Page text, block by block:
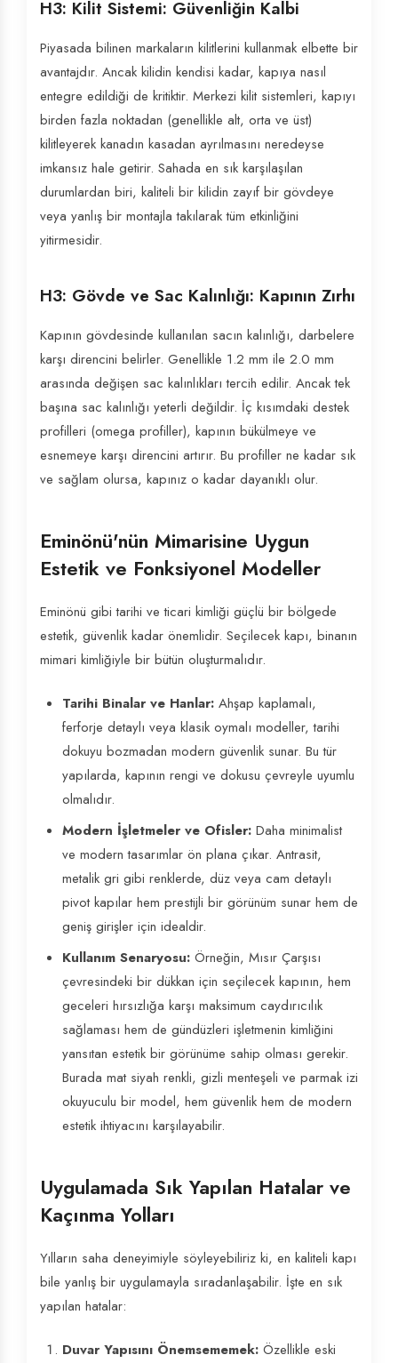
H3: Kilit Sistemi: Güvenliğin Kalbi
Piyasada bilinen markaların kilitlerini kullanmak elbette bir
avantajdır. Ancak kilidin kendisi kadar, kapıya nasıl
entegre edildiği de kritiktir. Merkezi kilit sistemleri, kapıyı
birden fazla noktadan (genellikle alt, orta ve üst)
kilitleyerek kanadın kasadan ayrılmasını neredeyse
imkansız hale getirir. Sahada en sık karşılaşılan
durumlardan biri, kaliteli bir kilidin zayıf bir gövdeye
veya yanlış bir montajla takılarak tüm etkinliğini
yitirmesidir.
H3: Gövde ve Sac Kalınlığı: Kapının Zırhı
Kapının gövdesinde kullanılan sacın kalınlığı, darbelere
karşı direncini belirler. Genellikle 1.2 mm ile 2.0 mm
arasında değişen sac kalınlıkları tercih edilir. Ancak tek
başına sac kalınlığı yeterli değildir. İç kısımdaki destek
profilleri (omega profiller), kapının bükülmeye ve
esnemeye karşı direncini artırır. Bu profiller ne kadar sık
ve sağlam olursa, kapınız o kadar dayanıklı olur.
Eminönü'nün Mimarisine Uygun
Estetik ve Fonksiyonel Modeller
Eminönü gibi tarihi ve ticari kimliği güçlü bir bölgede
estetik, güvenlik kadar önemlidir. Seçilecek kapı, binanın
mimari kimliğiyle bir bütün oluşturmalıdır.
Tarihi Binalar ve Hanlar: Ahşap kaplamalı,
ferforje detaylı veya klasik oymalı modeller, tarihi
dokuyu bozmadan modern güvenlik sunar. Bu tür
yapılarda, kapının rengi ve dokusu çevreyle uyumlu
olmalıdır.
Modern İşletmeler ve Ofisler: Daha minimalist
ve modern tasarımlar ön plana çıkar. Antrasit,
metalik gri gibi renklerde, düz veya cam detaylı
pivot kapılar hem prestijli bir görünüm sunar hem de
geniş girişler için idealdir.
Kullanım Senaryosu: Örneğin, Mısır Çarşısı
çevresindeki bir dükkan için seçilecek kapının, hem
geceleri hırsızlığa karşı maksimum caydırıcılık
sağlaması hem de gündüzleri işletmenin kimliğini
yansıtan estetik bir görünüme sahip olması gerekir.
Burada mat siyah renkli, gizli menteşeli ve parmak izi
okuyuculu bir model, hem güvenlik hem de modern
estetik ihtiyacını karşılayabilir.
Uygulamada Sık Yapılan Hatalar ve
Kaçınma Yolları
Yılların saha deneyimiyle söyleyebiliriz ki, en kaliteli kapı
bile yanlış bir uygulamayla sıradanlaşabilir. İşte en sık
yapılan hatalar:
Duvar Yapısını Önemsememek: Özellikle eski